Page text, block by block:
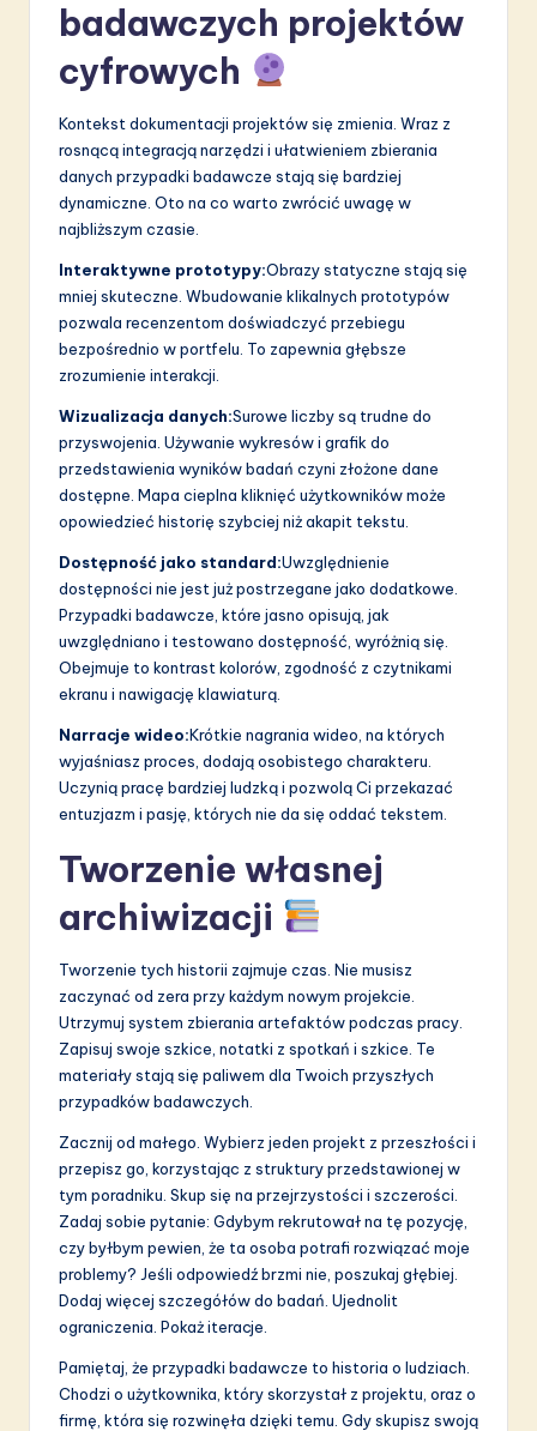
badawczych projektów
cyfrowych
Kontekst dokumentacji projektów się zmienia. Wraz z
rosnącą integracją narzędzi i ułatwieniem zbierania
danych przypadki badawcze stają się bardziej
dynamiczne. Oto na co warto zwrócić uwagę w
najbliższym czasie.
Interaktywne prototypy:Obrazy statyczne stają się
mniej skuteczne. Wbudowanie klikalnych prototypów
pozwala recenzentom doświadczyć przebiegu
bezpośrednio w portfelu. To zapewnia głębsze
zrozumienie interakcji.
Wizualizacja danych:Surowe liczby są trudne do
przyswojenia. Używanie wykresów i grafik do
przedstawienia wyników badań czyni złożone dane
dostępne. Mapa cieplna kliknięć użytkowników może
opowiedzieć historię szybciej niż akapit tekstu.
Dostępność jako standard:Uwzględnienie
dostępności nie jest już postrzegane jako dodatkowe.
Przypadki badawcze, które jasno opisują, jak
uwzględniano i testowano dostępność, wyróżnią się.
Obejmuje to kontrast kolorów, zgodność z czytnikami
ekranu i nawigację klawiaturą.
Narracje wideo:Krótkie nagrania wideo, na których
wyjaśniasz proces, dodają osobistego charakteru.
Uczynią pracę bardziej ludzką i pozwolą Ci przekazać
entuzjazm i pasję, których nie da się oddać tekstem.
Tworzenie własnej
archiwizacji
Tworzenie tych historii zajmuje czas. Nie musisz
zaczynać od zera przy każdym nowym projekcie.
Utrzymuj system zbierania artefaktów podczas pracy.
Zapisuj swoje szkice, notatki z spotkań i szkice. Te
materiały stają się paliwem dla Twoich przyszłych
przypadków badawczych.
Zacznij od małego. Wybierz jeden projekt z przeszłości i
przepisz go, korzystając z struktury przedstawionej w
tym poradniku. Skup się na przejrzystości i szczerości.
Zadaj sobie pytanie: Gdybym rekrutował na tę pozycję,
czy byłbym pewien, że ta osoba potrafi rozwiązać moje
problemy? Jeśli odpowiedź brzmi nie, poszukaj głębiej.
Dodaj więcej szczegółów do badań. Ujednolit
ograniczenia. Pokaż iteracje.
Pamiętaj, że przypadki badawcze to historia o ludziach.
Chodzi o użytkownika, który skorzystał z projektu, oraz o
firmę, która się rozwinęła dzięki temu. Gdy skupisz swoją